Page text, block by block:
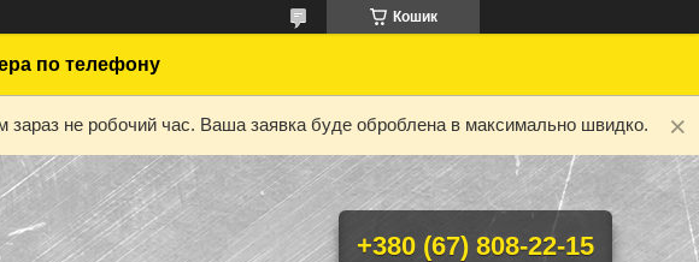
Кошик
по телефону
зараз не робочий час. Ваша заявка буде оброблена в максимально швидко.
+380 (67) 808-22-15